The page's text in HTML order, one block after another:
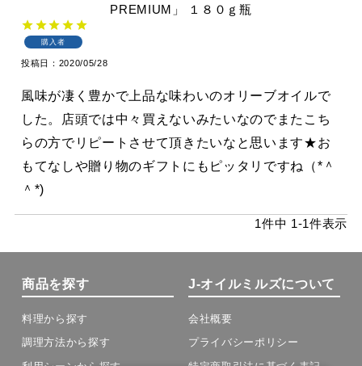
PREMIUM」
１８０ｇ瓶
購入者
投稿日 2020/05/28
風味が凄く豊かで上品な味わいのオリーブオイルで
した。店頭では中々買えないみたいなのでまたこち
らの方でリピートさせて頂きたいなと思います★お
もてなしや贈り物のギフトにもピッタリですね（*＾
＾*)
1件中 1-1件表示
商品を探す
料理から探す
調理方法から探す
J-オイルミルズについて
会社概要
プライバシーポリシー